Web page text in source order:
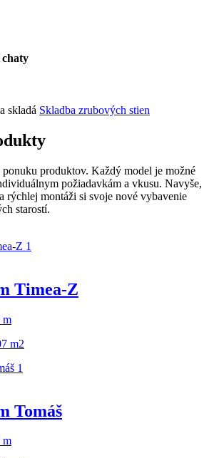
chaty
skladá Skladba zrubových stien
produktov. Každý model je možné
požiadavkám a vkusu. Navyše,
rýchlej montáži si svoje nové vybavenie
starostí.
Timea-Z
m
m2
Tomáš
m